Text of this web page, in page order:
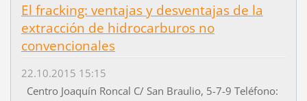
El fracking: ventajas y desventajas de la
extracción de hidrocarburos no
convencionales
22.10.2015 15:15
Centro Joaquín Roncal C/ San Braulio, 5-7-9 Teléfono: